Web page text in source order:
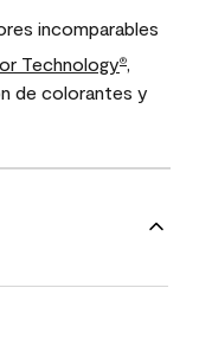
incomparables
Technology®,
de colorantes y